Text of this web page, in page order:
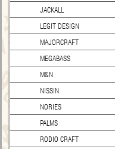
JACKALL
LEGIT DESIGN
MAJORCRAFT
MEGABASS
M&N
NISSIN
NORIES
PALMS
RODIO CRAFT